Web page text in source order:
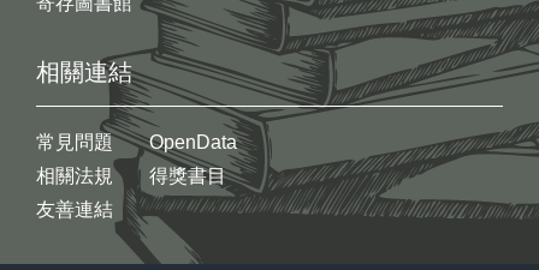
相關連結
常見問題
相關法規
友善連結
OpenData
得獎書目